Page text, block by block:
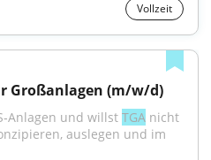
Vollzeit
Großanlagen (m/w/d)
und willst TGA nicht
auslegen und im